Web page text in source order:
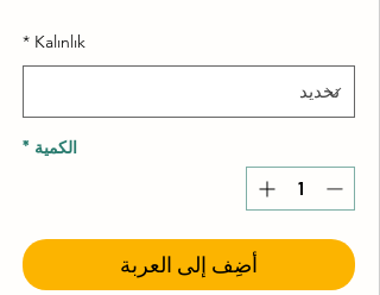
Kalınlık
*
الكمية *
أضِف إلى العربة